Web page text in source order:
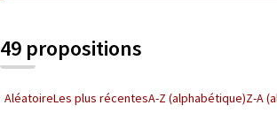
49 propositions
AléatoireLes plus récentesA-Z (alphabétique)Z-A